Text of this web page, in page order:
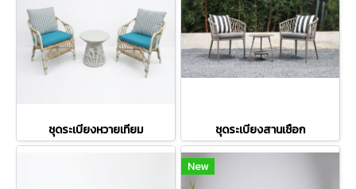
ชุดระเบียงหวายเทียม ชุดระเบียงสานเชือก
New